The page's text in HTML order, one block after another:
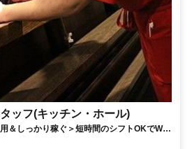
ッフ(キッチン・ホール)
＆しっかり稼ぐ＞短時間のシフトOKでWワ